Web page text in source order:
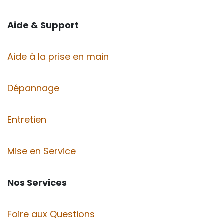
Aide & Support
Aide à la prise en main
Dépannage
Entretien
Mise en Service
Nos Services
Foire aux Questions